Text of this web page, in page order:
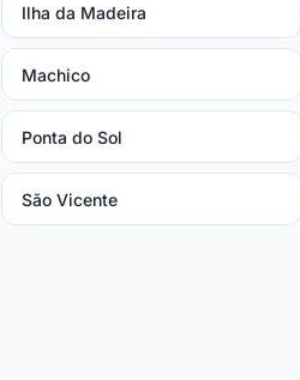
Ilha da Madeira
Machico
Ponta do Sol
São Vicente